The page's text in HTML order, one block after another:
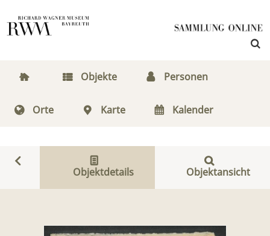
Objekte Personen
Orte Karte Kalender
Objektdetails Objektansicht